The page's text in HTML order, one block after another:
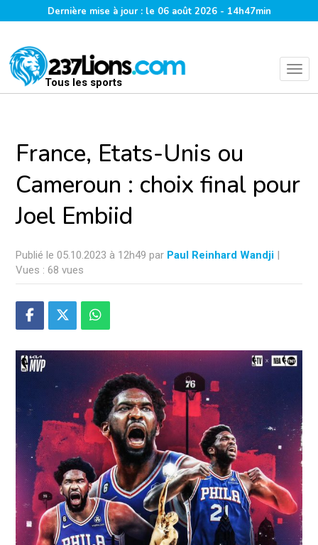
Dernière mise à jour : le 06 août 2026 - 14h47min
Tous les sports
France, Etats-Unis ou
Cameroun : choix final pour
Joel Embiid
Publié le 05.10.2023 à 12h49 par Paul Reinhard Wandji |
Vues : 68 vues